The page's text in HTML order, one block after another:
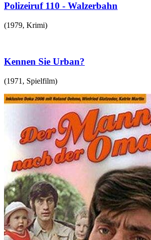
Polizeiruf 110 - Walzerbahn
(1979, Krimi)
Kennen Sie Urban?
(1971 , Spielfilm)